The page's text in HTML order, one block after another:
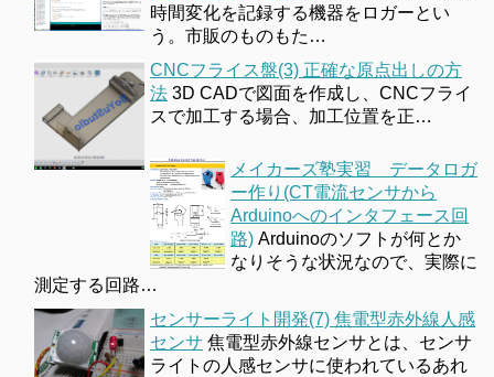
時間変化を記録する機器をロガーとい
う。市販のものもた…
CNCフライス盤(3) 正確な原点出しの方
法 3D CADで図面を作成し、CNCフライ
スで加工する場合、加工位置を正…
メイカーズ塾実習 データロガ
ー作り(CT電流センサから
Arduinoへのインタフェース回
路) Arduinoのソフトが何とか
なりそうな状況なので、実際に
測定する回路…
センサーライト開発(7) 焦電型赤外線人感
センサ 焦電型赤外線センサとは、センサ
ライトの人感センサに使われているあれ